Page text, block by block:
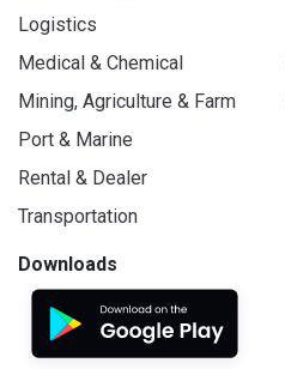
Logistics
Medical & Chemical
Mining, Agriculture & Farm
Port & Marine
Rental & Dealer
Transportation
Downloads